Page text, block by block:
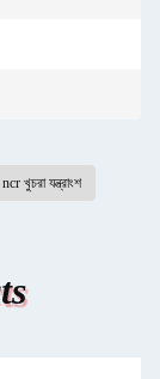
ncr খুচরা যন্ত্রাংশ